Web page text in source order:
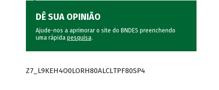
DÊ SUA OPINIÃO
Ajude-nos a aprimorar o site do BNDES preenchendo
uma rápida pesquisa.
Z7_L9KEH4O0LORH80ALCLTPF80SP4